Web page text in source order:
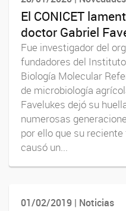
El CONICET
doctor Gabriel
Fue investigador del
fundadores del
Biología Molecular
de microbiología
Favelukes dejó su
numerosas
por ello que su
causó un...
01/02/2019 | Noticias